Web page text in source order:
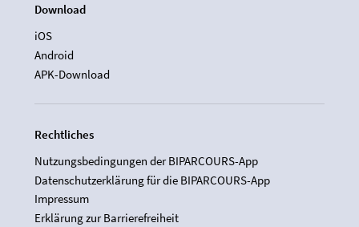
Download
iOS
Android
APK-Download
Rechtliches
Nutzungsbedingungen der BIPARCOURS-App
Datenschutzerklärung für die BIPARCOURS-App
Impressum
Erklärung zur Barrierefreiheit